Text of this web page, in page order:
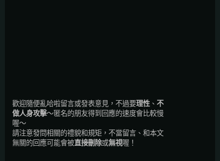
歡迎隨便亂哈啦留言或發表意見，不過要理性 、 不
做人身攻擊～匿名的朋友得到回應的速度會比較慢
喔～
請注意發問相關的禮貌和規矩，不當留言、和本文
無關的回應可能會被直接刪除或無視喔！